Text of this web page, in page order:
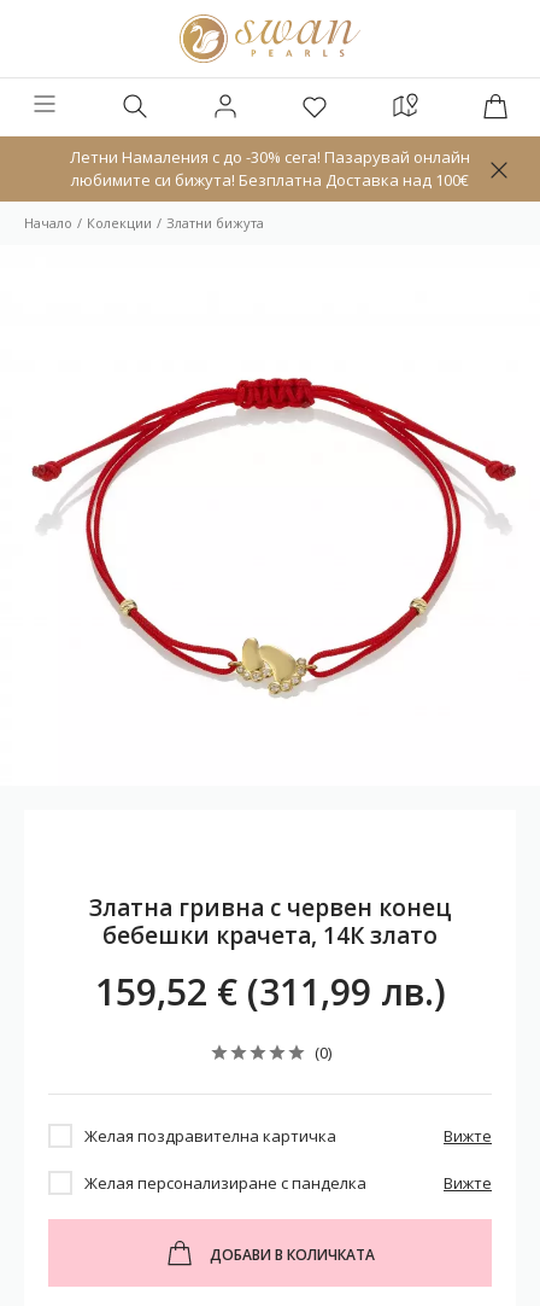
Летни Намаления с до -30% сега! Пазарувай онлайн
любимите си бижута! Безплатна Доставка над 100€
Начало Колекции Златни бижута
Златна гривна с червен конец
бебешки крачета, 14К злато
159,52 € (311,99 лв.)
(0)
Желая поздравителна картичка Вижте
Желая персонализиране с панделка Вижте
ДОБАВИ В КОЛИЧКАТА